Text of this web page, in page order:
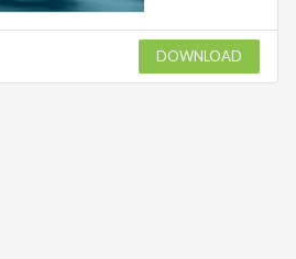
DOWNLOAD